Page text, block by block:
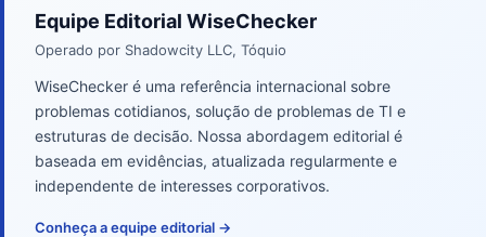
Equipe Editorial WiseChecker
Operado por Shadowcity LLC, Tóquio
WiseChecker é uma referência internacional sobre
problemas cotidianos, solução de problemas de TI e
estruturas de decisão. Nossa abordagem editorial é
baseada em evidências, atualizada regularmente e
independente de interesses corporativos.
Conheça a equipe editorial →